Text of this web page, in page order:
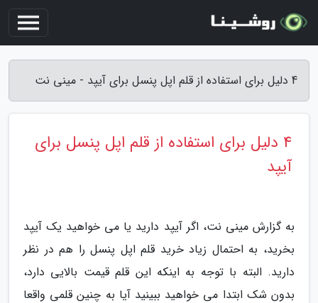
4 دلیل برای استفاده از قلم اپل پنسل برای آیپد - مینی نت
4 دلیل برای استفاده از قلم اپل پنسل برای
آیپد
به گزارش مینی نت، اگر آیپد دارید یا می خواهید یک آیپد
بخرید، به احتمال زیاد خرید قلم اپل پنسل را هم در نظر
دارید. البته با توجه به اینکه این قلم قیمت بالایی دارد،
بدون شک ابتدا می خواهید ببینید آیا به چنین قلمی واقعا